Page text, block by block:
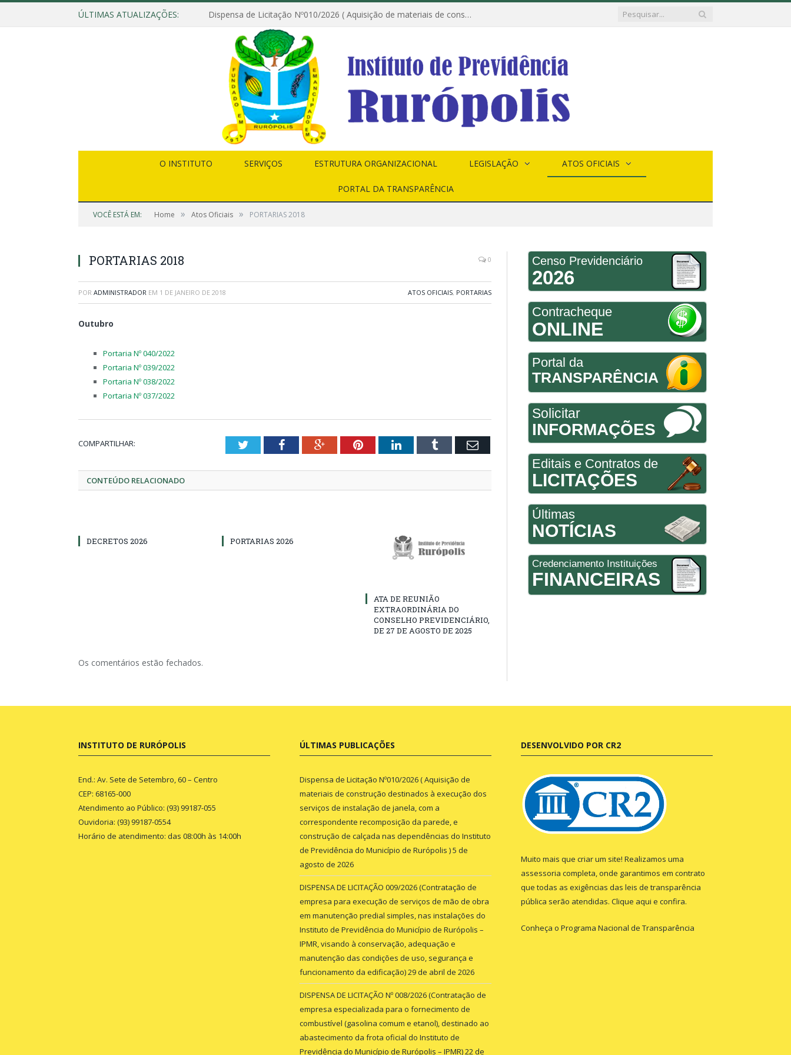
ÚLTIMAS ATUALIZAÇÕES: Dispensa de Licitação Nº010/2026 ( Aquisição de materiais de construção destinados à execução dos serviços de instalação de janela, com a correspondente recomposição da parede, e construção de calçada nas dependências do Instituto de Previdência do Município de Rurópolis )
O INSTITUTO SERVIÇOS ESTRUTURA ORGANIZACIONAL LEGISLAÇÃO ATOS OFICIAIS
PORTAL DA TRANSPARÊNCIA
VOCÊ ESTÁ EM: Home » Atos Oficiais » PORTARIAS 2018
PORTARIAS 2018 0
POR ADMINISTRADOR EM 1 DE JANEIRO DE 2018 ATOS OFICIAIS, PORTARIAS
Outubro
Portaria Nº 040/2022
Portaria Nº 039/2022
Portaria Nº 038/2022
Portaria Nº 037/2022
COMPARTILHAR: TwitterFacebookGoogle+PinterestLinkedInTumblr Email
CONTEÚDO RELACIONADO
DECRETOS 2026 PORTARIAS 2026
ATA DE REUNIÃO
EXTRAORDINÁRIA DO
CONSELHO PREVIDENCIÁRIO,
DE 27 DE AGOSTO DE 2025
Os comentários estão fechados.
Censo Previdenciário
2026
Contracheque
ONLINE
Portal da
TRANSPARÊNCIA
Solicitar
INFORMAÇÕES
Editais e Contratos de
LICITAÇÕES
Últimas
NOTÍCIAS
Credenciamento Instituições
FINANCEIRAS
INSTITUTO DE RURÓPOLIS
End.: Av. Sete de Setembro, 60 – Centro
CEP: 68165-000
Atendimento ao Público: (93) 99187-055
Ouvidoria: (93) 99187-0554
Horário de atendimento: das 08:00h às 14:00h
ÚLTIMAS PUBLICAÇÕES
Dispensa de Licitação Nº010/2026 ( Aquisição de
materiais de construção destinados à execução dos
serviços de instalação de janela, com a
correspondente recomposição da parede, e
construção de calçada nas dependências do Instituto
de Previdência do Município de Rurópolis )5 de
agosto de 2026
DISPENSA DE LICITAÇÃO 009/2026 (Contratação de
empresa para execução de serviços de mão de obra
em manutenção predial simples, nas instalações do
Instituto de Previdência do Município de Rurópolis –
IPMR, visando à conservação, adequação e
manutenção das condições de uso, segurança e
funcionamento da edificação)29 de abril de 2026
DISPENSA DE LICITAÇÃO Nº 008/2026 (Contratação de
empresa especializada para o fornecimento de
combustível (gasolina comum e etanol), destinado ao
abastecimento da frota oficial do Instituto de
Previdência do Município de Rurópolis – IPMR)22 de
DESENVOLVIDO POR CR2
Muito mais que criar um site! Realizamos uma
assessoria completa, onde garantimos em contrato
que todas as exigências das leis de transparência
pública serão atendidas. Clique aqui e confira.
Conheça o Programa Nacional de Transparência